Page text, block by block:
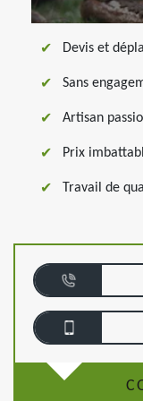
Devis et
Sans
Artisan
Prix
Travail de